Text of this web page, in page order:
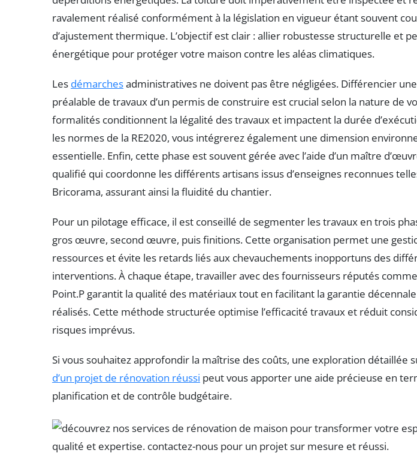
ravalement réalisé conformément à la législation en vigueur étant souvent
d’ajustement thermique. L’objectif est clair : allier robustesse structurelle et
énergétique pour protéger votre maison contre les aléas climatiques.
Les démarchesadministratives ne doivent pas être négligées. Différencier
préalable de travaux d’un permis de construire est crucial selon la nature de
formalités conditionnent la légalité des travaux et impactent la durée
les normes de la RE2020, vous intégrerez également une dimension
essentielle. Enfin, cette phase est souvent gérée avec l’aide d’un maître
qualifié qui coordonne les différents artisans issus d’enseignes reconnues
Bricorama, assurant ainsi la fluidité du chantier.
Pour un pilotage efficace, il est conseillé de segmenter les travaux en trois
gros œuvre, second œuvre, puis finitions. Cette organisation permet une
ressources et évite les retards liés aux chevauchements inopportuns des
interventions. À chaque étape, travailler avec des fournisseurs réputés
Point.P garantit la qualité des matériaux tout en facilitant la garantie
réalisés. Cette méthode structurée optimise l’efficacité travaux et réduit
risques imprévus.
Si vous souhaitez approfondir la maîtrise des coûts, une exploration détaillée
d’un projet de rénovation réussi peut vous apporter une aide précieuse en
planification et de contrôle budgétaire.